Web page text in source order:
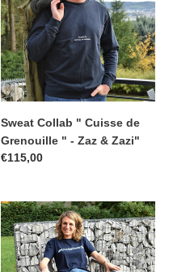
Cuisse
de
Grenouille
"
-
Zaz
Sweat Collab " Cuisse de
Grenouille " - Zaz & Zazi"
Prix
€115,00
Tee-
shirt
"LéLé
&